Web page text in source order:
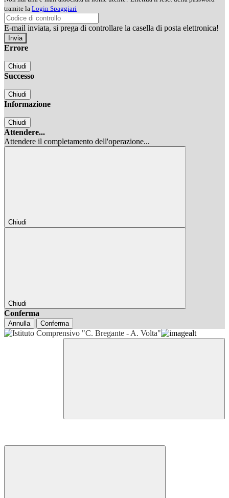
tramite la Login Spaggiari
E-mail inviata, si prega di controllare la casella di posta elettronica!
Errore
Chiudi
Successo
Chiudi
Informazione
Chiudi
Attendere...
Attendere il completamento dell'operazione...
Chiudi
Chiudi
Conferma
Annulla Conferma